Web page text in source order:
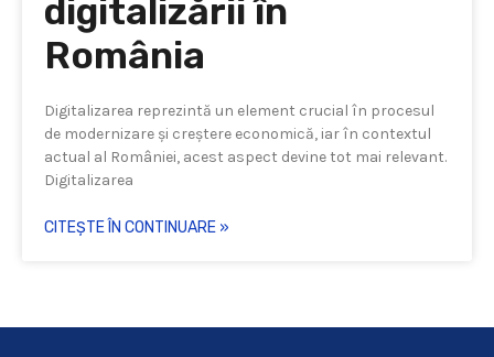
digitalizării în
România
Digitalizarea reprezintă un element crucial în procesul
de modernizare și creștere economică, iar în contextul
actual al României, acest aspect devine tot mai relevant.
Digitalizarea
CITEȘTE ÎN CONTINUARE »